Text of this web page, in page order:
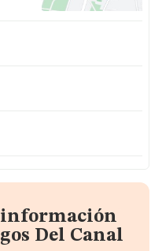
información
Del Canal